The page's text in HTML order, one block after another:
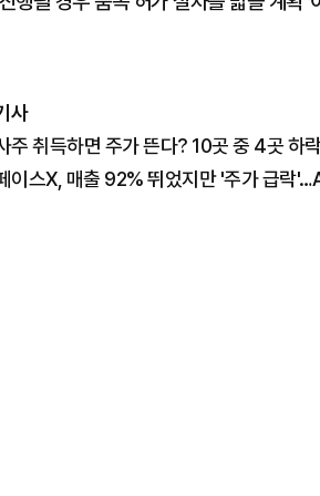
사
주 취득하면 주가 뜬다? 10곳 중 4곳 하
이스X, 매출 92% 뛰었지만 '주가 급락